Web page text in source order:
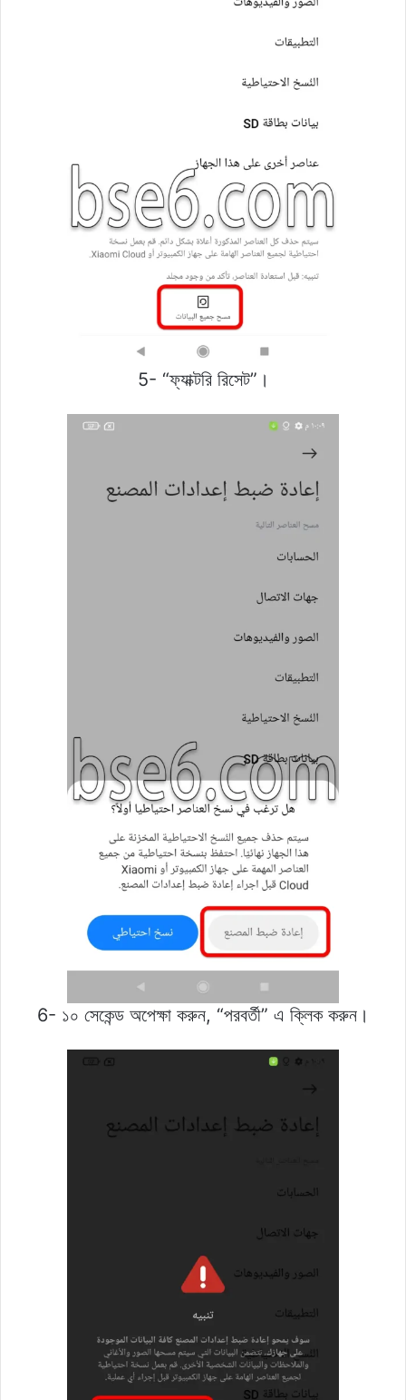
5- “ফ্যাক্টরি রিসেট”।
6- ১০ সেকেন্ড অপেক্ষা করুন, “পরবর্তী” এ ক্লিক করুন।